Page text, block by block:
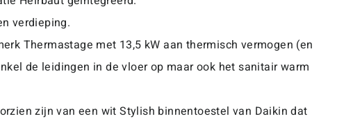
verdieping.
Thermastage met 13,5 kW aan thermisch vermogen (en
de leidingen in de vloer op maar ook het sanitair warm
zijn van een wit Stylish binnentoestel van Daikin dat